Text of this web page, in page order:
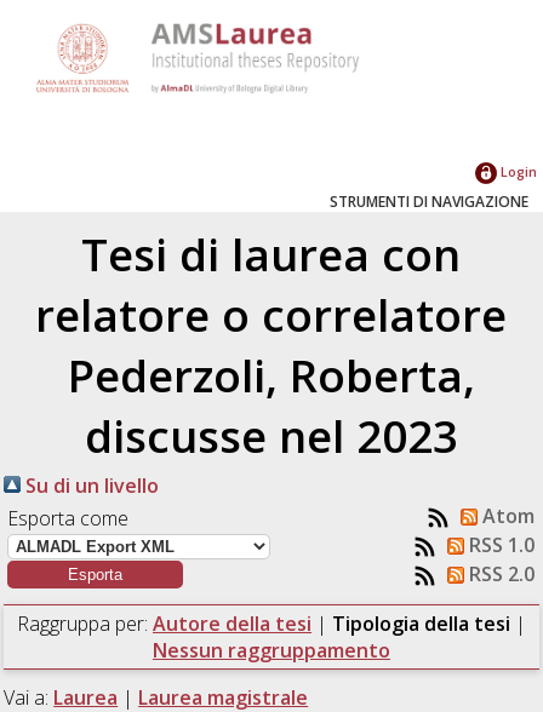
Login
STRUMENTI DI NAVIGAZIONE
Tesi di laurea con
relatore o correlatore
Pederzoli, Roberta,
discusse nel 2023
Su di un livello
Esporta come
Atom
RSS 1.0
RSS 2.0
Raggruppa per: Autore della tesi | Tipologia della tesi |
Nessun raggruppamento
Vai a: Laurea | Laurea magistrale